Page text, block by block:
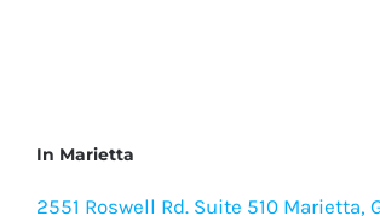
In Marietta
2551 Roswell Rd. Suite 510 Marietta,